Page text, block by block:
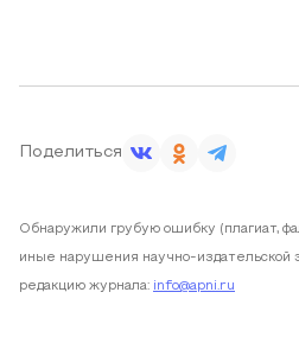
Поделиться
Обнаружили грубую ошибку (плагиат,
иные нарушения научно-издательской
редакцию журнала: info@apni.ru